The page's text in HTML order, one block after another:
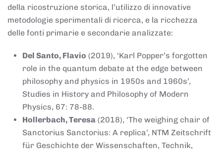
della ricostruzione storica, l’utilizzo di innovative
metodologie sperimentali di ricerca, e la ricchezza
delle fonti primarie e secondarie analizzate:
Del Santo, Flavio (2019), ‘Karl Popper’s forgotten
role in the quantum debate at the edge between
philosophy and physics in 1950s and 1960s’,
Studies in History and Philosophy of Modern
Physics, 67: 78-88.
Hollerbach, Teresa (2018), ‘The weighing chair of
Sanctorius Sanctorius: A replica’, NTM Zeitschrift
für Geschichte der Wissenschaften, Technik,